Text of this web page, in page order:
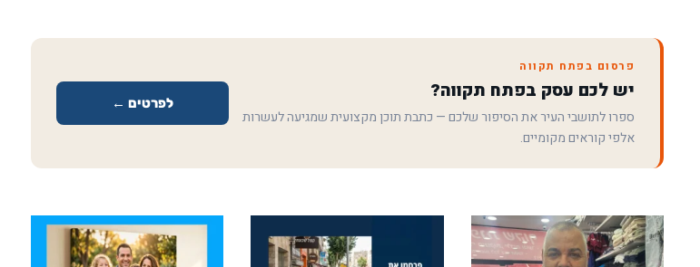
פרסום בפתח תקווה
יש לכם עסק בפתח תקווה?
ספרו לתושבי העיר את הסיפור שלכם — כתבת תוכן מקצועית שמגיעה לעשרות
אלפי קוראים מקומיים.
לפרטים ←